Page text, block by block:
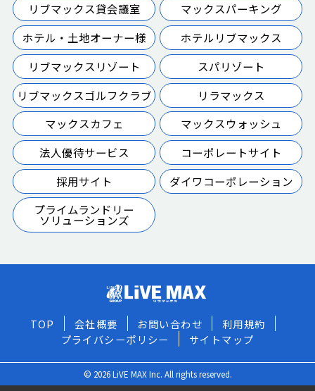
リブマックス貸会議室
マックスパーキング
ホテル・土地オーナー様
ホテルリブマックス
リブマックスリゾート
スパリゾート
リブマックスゴルフクラブ
リラマックス
マックスカフェ
マックスウォッシュ
法人優待サービス
コーポレートサイト
採用サイト
ダイワコーポレーション
プライムランドリー
ソリューションズ
TOP 会社概要 お問い合わせ
利用規約
プライバシーポリシー
サイトマップ
© 2026 LiVE MAX Inc. All rights reserved.